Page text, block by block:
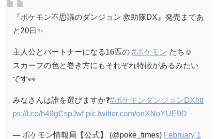
『ポケモン不思議のダンジョン 救助隊DX』発売まであ
と20日✨
主人公とパートナーになる16匹の #ポケモン たち☺
スカーフの色と巻き方にもそれぞれ特徴があるみたい
です👀
みなさんは誰を選びますか❓#ポケモンダンジョンDXhtt
ps://t.co/h49gCspJwf pic.twitter.com/onXNoYUE9D
— ポケモン情報局【公式】 (@poke_times) February 1